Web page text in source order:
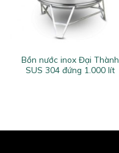
Bồn nước inox Đại Thành
SUS 304 đứng 1.000 lít